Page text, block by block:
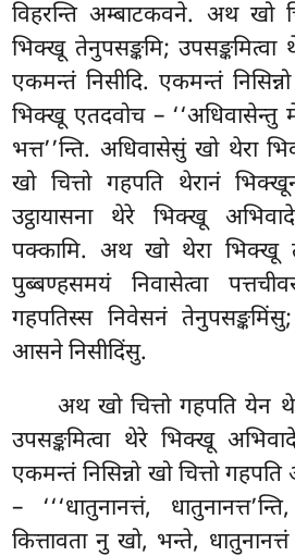
विहरन्ति अम्बाटकवने. अथ खो
भिक्खू तेनुपसङ्कमि; उपसङ्कमित्वा
एकमन्तं निसीदि. एकमन्तं
भिक्खू एतदवोच – ‘‘अधिवासेन्तु
भत्त’’न्ति. अधिवासेसुं खो थेरा
खो चित्तो गहपति थेरानं
उट्ठायासना थेरे भिक्खू
पक्कामि. अथखो थेरा भिक्खू
पुब्बण्हसमयं निवासेत्वा
गहपतिस्स निवेसनं तेनुपसङ्कमिंसु;
आसने निसीदिंसु.
अथ खो चित्तो गहपति येन
उपसङ्कमित्वा थेरे भिक्खू
एकमन्तं निसिन्नो खो चित्तो
– ‘‘‘धातुनानत्तं,
कित्तावता नु खो, भन्ते,